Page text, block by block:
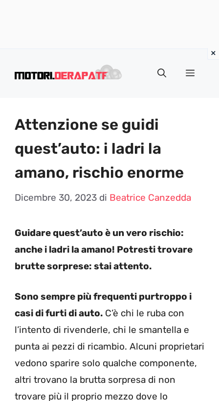
Menu
Attenzione se guidi
quest’auto: i ladri la
amano, rischio enorme
Dicembre 30, 2023 di Beatrice Canzedda
Guidare quest’auto è un vero rischio:
anche i ladri la amano! Potresti trovare
brutte sorprese: stai attento.
Sono sempre più frequenti purtroppo i
casi di furti di auto. C’è chi le ruba con
l’intento di rivenderle, chi le smantella e
punta ai pezzi di ricambio. Alcuni proprietari
vedono sparire solo qualche componente,
altri trovano la brutta sorpresa di non
trovare più il proprio mezzo dove lo